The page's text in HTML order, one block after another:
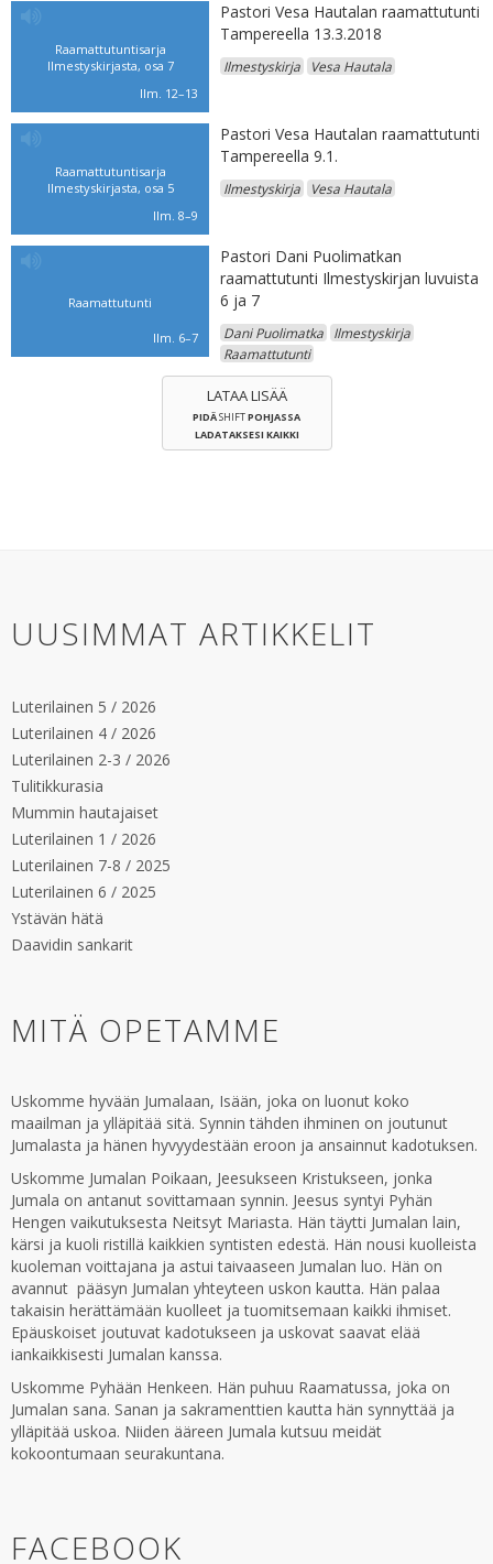
Raamattutuntisarja
Ilmestyskirjasta, osa 7
Ilm. 12–13
Pastori Vesa Hautalan raamattutunti
Tampereella 13.3.2018
Ilmestyskirja Vesa Hautala
Raamattutuntisarja
Ilmestyskirjasta, osa 5
Ilm. 8–9
Pastori Vesa Hautalan raamattutunti
Tampereella 9.1.
Ilmestyskirja Vesa Hautala
Raamattutunti
Ilm. 6–7
Pastori Dani Puolimatkan
raamattutunti Ilmestyskirjan luvuista
6 ja 7
Dani Puolimatka
Ilmestyskirja
Raamattutunti
LATAA LISÄÄ
PIDÄSHIFTPOHJASSA
LADATAKSESI KAIKKI
UUSIMMAT ARTIKKELIT
Luterilainen 5 / 2026
Luterilainen 4 / 2026
Luterilainen 2-3 / 2026
Tulitikkurasia
Mummin hautajaiset
Luterilainen 1 / 2026
Luterilainen 7-8 / 2025
Luterilainen 6 / 2025
Ystävän hätä
Daavidin sankarit
MITÄ OPETAMME
Uskomme hyvään Jumalaan, Isään, joka on luonut koko
maailman ja ylläpitää sitä. Synnin tähden ihminen on joutunut
Jumalasta ja hänen hyvyydestään eroon ja ansainnut kadotuksen.
Uskomme Jumalan Poikaan, Jeesukseen Kristukseen, jonka
Jumala on antanut sovittamaan synnin. Jeesus syntyi Pyhän
Hengen vaikutuksesta Neitsyt Mariasta. Hän täytti Jumalan lain,
kärsi ja kuoli ristillä kaikkien syntisten edestä. Hän nousi kuolleista
kuoleman voittajana ja astui taivaaseen Jumalan luo. Hän on
avannut pääsyn Jumalan yhteyteen uskon kautta. Hän palaa
takaisin herättämään kuolleet ja tuomitsemaan kaikki ihmiset.
Epäuskoiset joutuvat kadotukseen ja uskovat saavat elää
iankaikkisesti Jumalan kanssa.
Uskomme Pyhään Henkeen. Hän puhuu Raamatussa, joka on
Jumalan sana. Sanan ja sakramenttien kautta hän synnyttää ja
ylläpitää uskoa. Niiden ääreen Jumala kutsuu meidät
kokoontumaan seurakuntana.
FACEBOOK